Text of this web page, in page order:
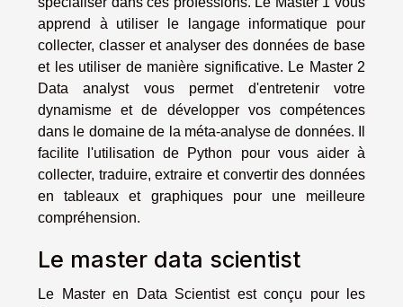
apprend à utiliser le langage informatique pour
collecter, classer et analyser des données de base
et les utiliser de manière significative. Le Master 2
Data analyst vous permet d'entretenir votre
dynamisme et de développer vos compétences
dans le domaine de la méta-analyse de données. Il
facilite l'utilisation de Python pour vous aider à
collecter, traduire, extraire et convertir des données
en tableaux et graphiques pour une meilleure
compréhension.
Le master data scientist
Le Master en Data Scientist est conçu pour les